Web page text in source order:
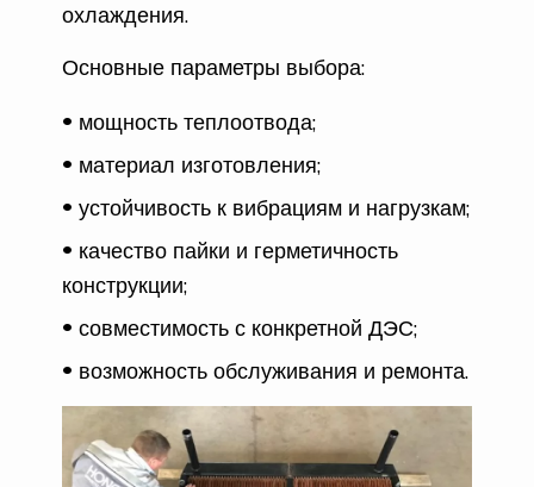
охлаждения.
Основные параметры выбора:
мощность теплоотвода;
материал изготовления;
устойчивость к вибрациям и нагрузкам;
качество пайки и герметичность
конструкции;
совместимость с конкретной ДЭС;
возможность обслуживания и ремонта.